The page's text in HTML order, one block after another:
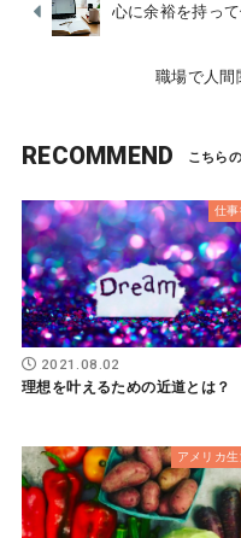
心に余裕を持っ
職場で人間
RECOMMEND
仕
2021.08.02
理想を叶えるための近道とは？
アメリカ